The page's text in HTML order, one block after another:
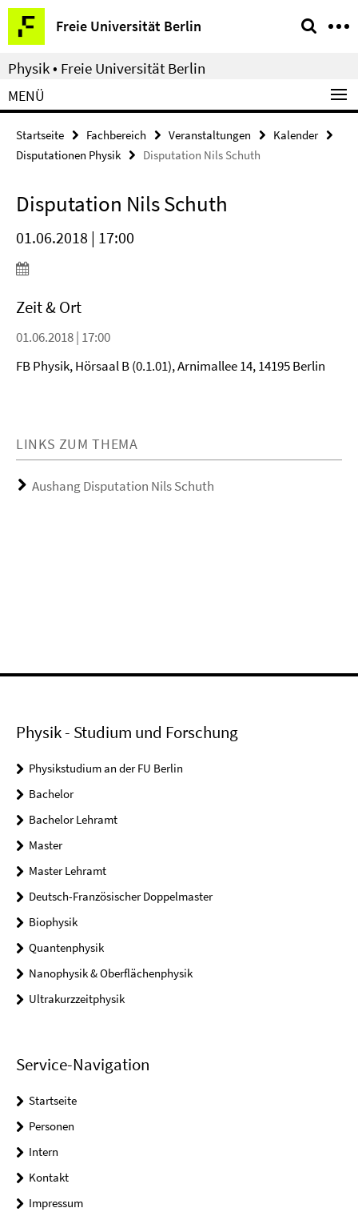
Springe
direkt
zu
Inhalt
Freie Universität Berlin
Service-
Navigation
Physik • Freie Universität Berlin
MENÜ
Startseite Fachbereich Veranstaltungen
Kalender
Disputationen Physik
Disputation Nils Schuth
Disputation Nils Schuth
01.06.2018 | 17:00
Zeit & Ort
01.06.2018 | 17:00
FB Physik, Hörsaal B (0.1.01), Arnimallee 14, 14195 Berlin
LINKS ZUM THEMA
Aushang Disputation Nils Schuth
Physik - Studium und Forschung
Physikstudium an der FU Berlin
Bachelor
Bachelor Lehramt
Master
Master Lehramt
Deutsch-Französischer Doppelmaster
Biophysik
Quantenphysik
Nanophysik & Oberflächenphysik
Ultrakurzzeitphysik
Service-Navigation
Startseite
Personen
Intern
Kontakt
Impressum